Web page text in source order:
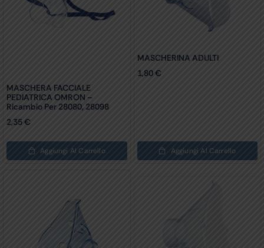
MASCHERA FACCIALE
PEDIATRICA OMRON –
Ricambio Per 28080, 28098
2,35€
Aggiungi Al Carrello
MASCHERINA ADULTI
1,80€
Aggiungi Al Carrello